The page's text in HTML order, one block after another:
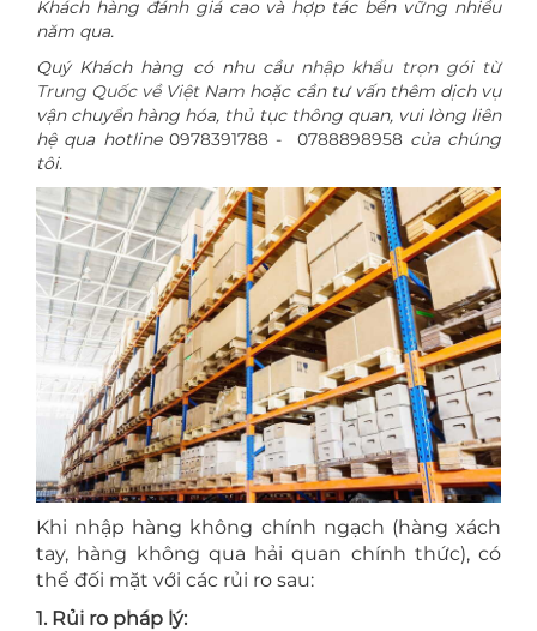
Khách hàng đánh giá cao và hợp tác bền vững nhiều
năm qua.
Quý Khách hàng có nhu cầu nhập khẩu trọn gói từ
Trung Quốc về Việt Nam hoặc cần tư vấn thêm dịch vụ
vận chuyển hàng hóa, thủ tục thông quan, vui lòng liên
hệ qua hotline 0978391788 - 0788898958 của chúng
tôi.
Khi nhập hàng không chính ngạch (hàng xách
tay, hàng không qua hải quan chính thức), có
thể đối mặt với các rủi ro sau:
1. Rủi ro pháp lý: